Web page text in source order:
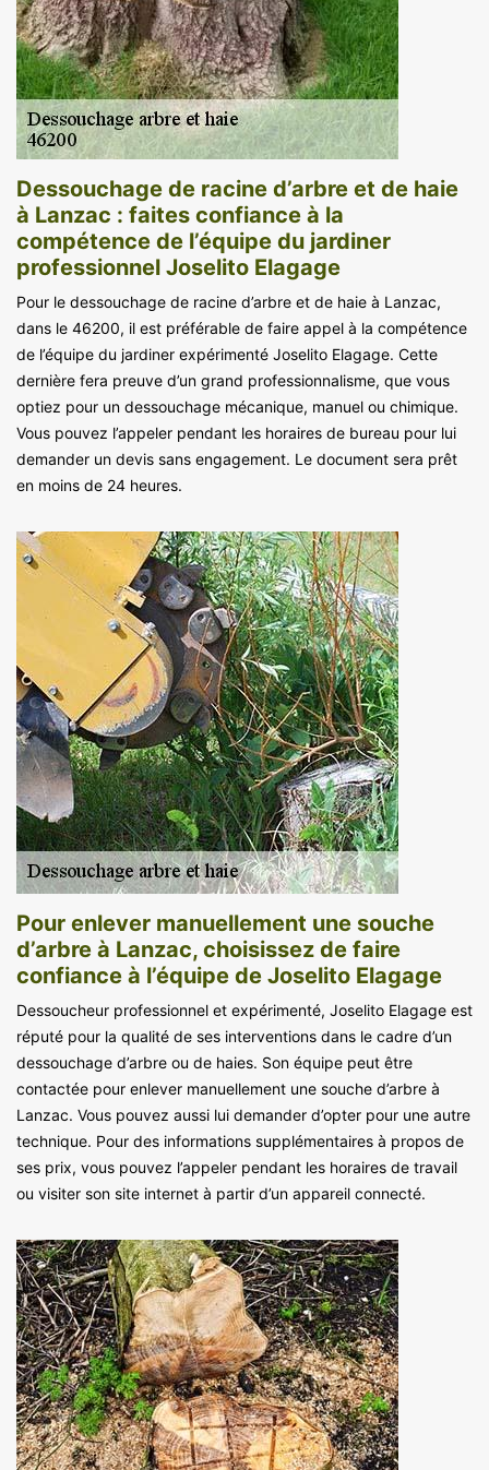
Dessouchage de racine d’arbre et de haie
à Lanzac : faites confiance à la
compétence de l’équipe du jardiner
professionnel Joselito Elagage
Pour le dessouchage de racine d’arbre et de haie à Lanzac,
dans le 46200, il est préférable de faire appel à la compétence
de l’équipe du jardiner expérimenté Joselito Elagage. Cette
dernière fera preuve d’un grand professionnalisme, que vous
optiez pour un dessouchage mécanique, manuel ou chimique.
Vous pouvez l’appeler pendant les horaires de bureau pour lui
demander un devis sans engagement. Le document sera prêt
en moins de 24 heures.
Pour enlever manuellement une souche
d’arbre à Lanzac, choisissez de faire
confiance à l’équipe de Joselito Elagage
Dessoucheur professionnel et expérimenté, Joselito Elagage est
réputé pour la qualité de ses interventions dans le cadre d’un
dessouchage d’arbre ou de haies. Son équipe peut être
contactée pour enlever manuellement une souche d’arbre à
Lanzac. Vous pouvez aussi lui demander d’opter pour une autre
technique. Pour des informations supplémentaires à propos de
ses prix, vous pouvez l’appeler pendant les horaires de travail
ou visiter son site internet à partir d’un appareil connecté.